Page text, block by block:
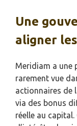
Une
aligner
Meridiam a une
rarement vue
actionnaires de
via des bonus
réelle au